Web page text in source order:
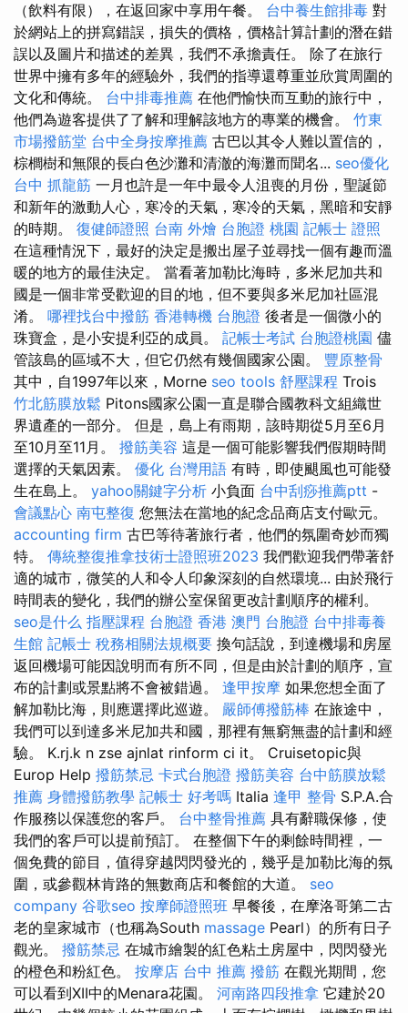
（飲料有限），在返回家中享用午餐。 台中養生館排毒 對
於網站上的拼寫錯誤，損失的價格，價格計算計劃的潛在錯
誤以及圖片和描述的差異，我們不承擔責任。 除了在旅行
世界中擁有多年的經驗外，我們的指導還尊重並欣賞周圍的
文化和傳統。 台中排毒推薦 在他們愉快而互動的旅行中，
他們為遊客提供了了解和理解該地方的專業的機會。 竹東
市場撥筋堂 台中全身按摩推薦 古巴以其令人難以置信的，
棕櫚樹和無限的長白色沙灘和清澈的海灘而聞名... seo優化
台中 抓龍筋 一月也許是一年中最令人沮喪的月份，聖誕節
和新年的激動人心，寒冷的天氣，寒冷的天氣，黑暗和安靜
的時期。 復健師證照 台南 外燴 台胞證 桃園 記帳士 證照
在這種情況下，最好的決定是搬出屋子並尋找一個有趣而溫
暖的地方的最佳決定。 當看著加勒比海時，多米尼加共和
國是一個非常受歡迎的目的地，但不要與多米尼加社區混
淆。 哪裡找台中撥筋 香港轉機 台胞證 後者是一個微小的
珠寶盒，是小安提利亞的成員。 記帳士考試 台胞證桃園 儘
管該島的區域不大，但它仍然有幾個國家公園。 豐原整骨
其中，自1997年以來，Morne seo tools 舒壓課程 Trois
竹北筋膜放鬆 Pitons國家公園一直是聯合國教科文組織世
界遺產的一部分。 但是，島上有雨期，該時期從5月至6月
至10月至11月。 撥筋美容 這是一個可能影響我們假期時間
選擇的天氣因素。 優化 台灣用語 有時，即使颶風也可能發
生在島上。 yahoo關鍵字分析 小負面 台中刮痧推薦ptt -
會議點心 南屯整復 您無法在當地的紀念品商店支付歐元。
accounting firm 古巴等待著旅行者，他們的氛圍奇妙而獨
特。 傳統整復推拿技術士證照班2023 我們歡迎我們帶著舒
適的城市，微笑的人和令人印象深刻的自然環境... 由於飛行
時間表的變化，我們的辦公室保留更改計劃順序的權利。
seo是什么 指壓課程 台胞證 香港 澳門 台胞證 台中排毒養
生館 記帳士 稅務相關法規概要 換句話說，到達機場和房屋
返回機場可能因說明而有所不同，但是由於計劃的順序，宣
布的計劃或景點將不會被錯過。 逢甲按摩 如果您想全面了
解加勒比海，則應選擇此巡遊。 嚴師傅撥筋棒 在旅途中，
我們可以到達多米尼加共和國，那裡有無窮無盡的計劃和經
驗。 K.rj.k n zse ajnlat rinform ci it。 Cruisetopic與
Europ Help 撥筋禁忌 卡式台胞證 撥筋美容 台中筋膜放鬆
推薦 身體撥筋教學 記帳士 好考嗎 Italia 逢甲 整骨 S.P.A.合
作服務以保護您的客戶。 台中整骨推薦 具有辭職保修，使
我們的客戶可以提前預訂。 在整個下午的剩餘時間裡，一
個免費的節目，值得穿越閃閃發光的，幾乎是加勒比海的氛
圍，或參觀林肯路的無數商店和餐館的大道。 seo
company 谷歌seo 按摩師證照班 早餐後，在摩洛哥第二古
老的皇家城市（也稱為South massage Pearl）的所有日子
觀光。 撥筋禁忌 在城市繪製的紅色粘土房屋中，閃閃發光
的橙色和粉紅色。 按摩店 台中 推薦 撥筋 在觀光期間，您
可以看到XII中的Menara花園。 河南路四段推拿 它建於20